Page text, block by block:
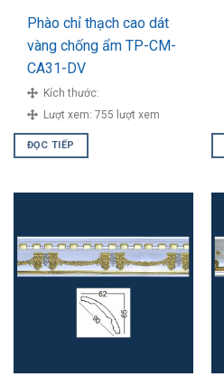
Phào chỉ thạch cao dát
vàng chống ẩm TP-CM-
CA31-DV
Kích thước:
Lượt xem: 755 lượt xem
ĐỌC TIẾP